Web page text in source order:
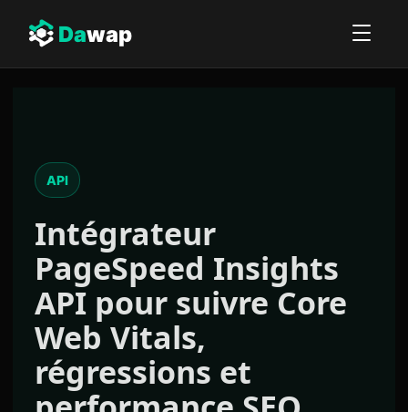
Dawap
API
Intégrateur
PageSpeed Insights
API pour suivre Core
Web Vitals,
régressions et